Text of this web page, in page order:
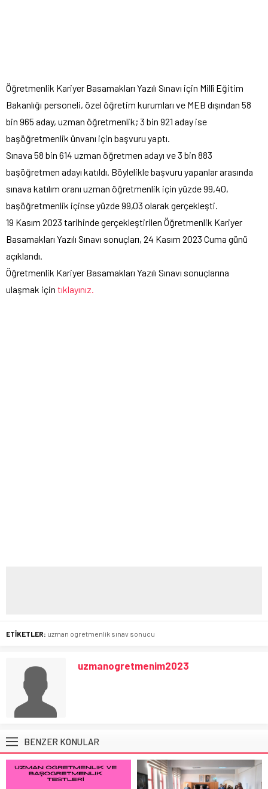
Öğretmenlik Kariyer Basamakları Yazılı Sınavı için Millî Eğitim
Bakanlığı personeli, özel öğretim kurumları ve MEB dışından 58
bin 965 aday, uzman öğretmenlik; 3 bin 921 aday ise
başöğretmenlik ünvanı için başvuru yaptı.
Sınava 58 bin 614 uzman öğretmen adayı ve 3 bin 883
başöğretmen adayı katıldı. Böylelikle başvuru yapanlar arasında
sınava katılım oranı uzman öğretmenlik için yüzde 99,40,
başöğretmenlik içinse yüzde 99,03 olarak gerçekleşti.
19 Kasım 2023 tarihinde gerçekleştirilen Öğretmenlik Kariyer
Basamakları Yazılı Sınavı sonuçları, 24 Kasım 2023 Cuma günü
açıklandı.
Öğretmenlik Kariyer Basamakları Yazılı Sınavı sonuçlarına
ulaşmak için tıklayınız.
ETİKETLER: uzman ogretmenlik sınav sonucu
uzmanogretmenim2023
BENZER KONULAR